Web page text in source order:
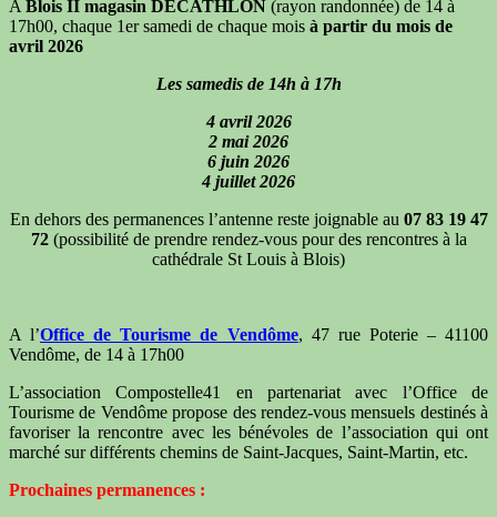
ABlois II magasin DECATHLON (rayon randonnée) de 14 à
17h00, chaque 1er samedi de chaque mois à partir du mois de
avril 2026
Les samedis de 14h à 17h
4 avril 2026
2 mai 2026
6 juin 2026
4 juillet 2026
En dehors des permanences l’antenne reste joignable au 07 83 19 47
72 (possibilité de prendre rendez-vous pour des rencontres à la
cathédrale St Louis à Blois)
A l’Office de Tourisme de Vendôme, 47 rue Poterie – 41100
Vendôme, de 14 à 17h00
L’association Compostelle41 en partenariat avec l’Office de
Tourisme de Vendôme propose des rendez-vous mensuels destinés à
favoriser la rencontre avec les bénévoles de l’association qui ont
marché sur différents chemins de Saint-Jacques, Saint-Martin, etc.
Prochaines permanences :